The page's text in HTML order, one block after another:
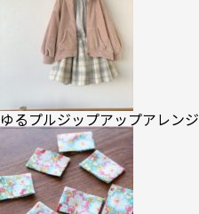
ゆるプルジップアップアレンジ